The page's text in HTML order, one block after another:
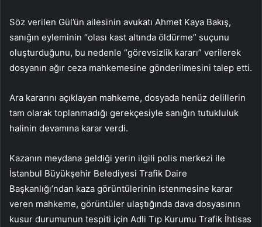
Söz verilen Gül’ün ailesinin avukatı Ahmet Kaya Bakış,
sanığın eyleminin “olası kast altında öldürme” suçunu
oluşturduğunu, bu nedenle “görevsizlik kararı” verilerek
dosyanın ağır ceza mahkemesine gönderilmesini talep etti.
Ara kararını açıklayan mahkeme, dosyada henüz delillerin
tam olarak toplanmadığı gerekçesiyle sanığın tutukluluk
halinin devamına karar verdi.
Kazanın meydana geldiği yerin ilgili polis merkezi ile
İstanbul Büyükşehir Belediyesi Trafik Daire
Başkanlığı’ndan kaza görüntülerinin istenmesine karar
veren mahkeme, görüntüler ulaştığında dava dosyasının
kusur durumunun tespiti için Adli Tıp Kurumu Trafik İhtisas